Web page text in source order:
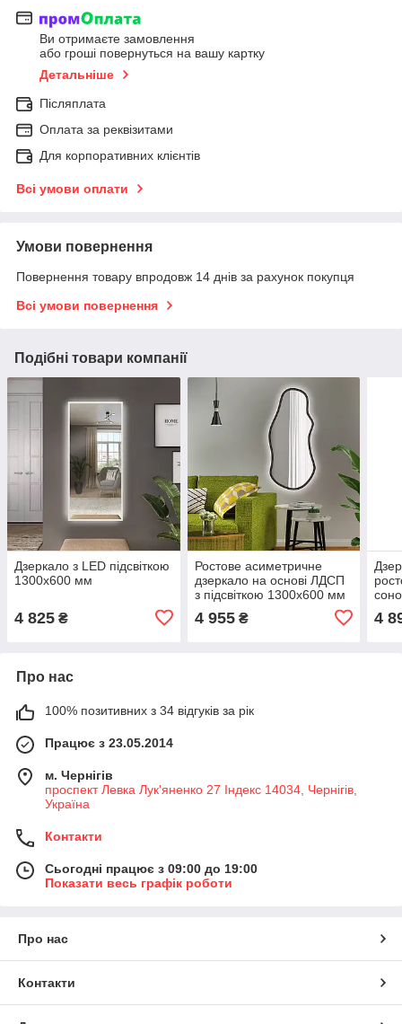
Ви отримаєте замовлення
або гроші повернуться на вашу картку
Детальніше
Післяплата
Оплата за реквізитами
Для корпоративних клієнтів
Всі умови оплати
Умови повернення
Повернення товару впродовж 14 днів за рахунок покупця
Всі умови повернення
Подібні товари компанії
Дзеркало з LED підсвіткою
1300х600 мм
4 825 ₴
Ростове асиметричне
дзеркало на основі ЛДСП
з підсвіткою 1300х600 мм
4 955₴ 4
Про нас
100% позитивних з 34 відгуків за рік
Працює з 23.05.2014
м. Чернігів
проспект Левка Лук'яненко 27 Індекс 14034, Чернігів,
Україна
Контакти
Сьогодні працює з 09:00 до 19:00
Показати весь графік роботи
Про нас
Контакти